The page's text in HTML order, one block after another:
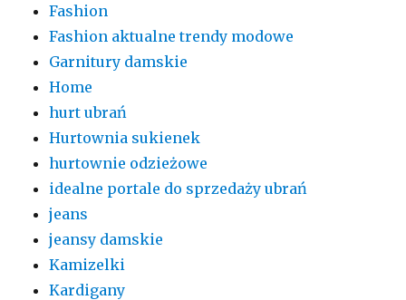
Fashion
Fashion aktualne trendy modowe
Garnitury damskie
Home
hurt ubrań
Hurtownia sukienek
hurtownie odzieżowe
idealne portale do sprzedaży ubrań
jeans
jeansy damskie
Kamizelki
Kardigany